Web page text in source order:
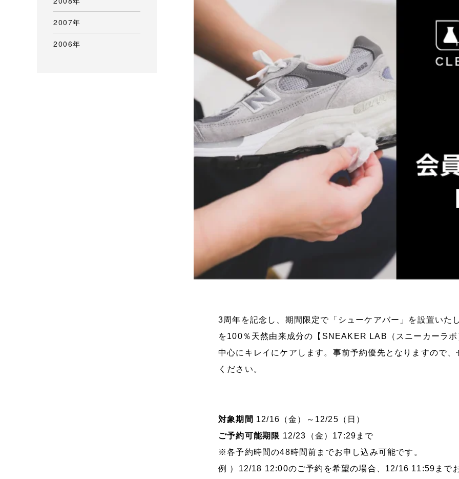
3周年を記念し、期間限定で「シューケアバー」を設置いた
を100％天然由来成分の【SNEAKER LAB（スニーカーラ
中心にキレイにケアします。事前予約優先となりますので
ください。
対象期間 12/16（金）～12/25（日）
ご予約可能期限 12/23（金）17:29まで
※各予約時間の48時間前までお申し込み可能です。
例 ）12/18 12:00のご予約を希望の場合、12/16 11:59まで
2007年
2006年